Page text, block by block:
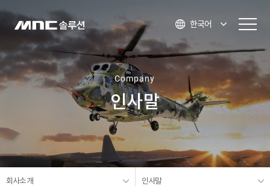
한국어
Company
인사말
회사소개 인사말